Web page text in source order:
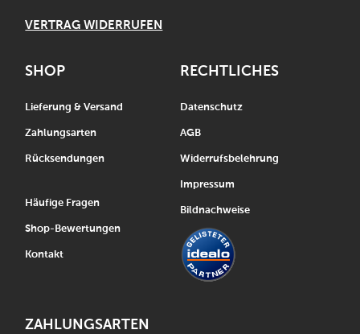
VERTRAG WIDERRUFEN
SHOP
Lieferung & Versand
Zahlungsarten
Rücksendungen
Häufige Fragen
Shop-Bewertungen
Kontakt
RECHTLICHES
Datenschutz
AGB
Widerrufsbelehrung
Impressum
Bildnachweise
ZAHLUNGSARTEN